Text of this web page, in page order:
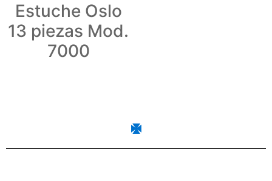
Estuche Oslo
13 piezas Mod.
7000